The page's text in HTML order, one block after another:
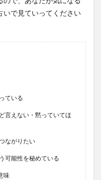
いで見ていってください
ている
言えない・黙っていてほ
ながりたい
可能性を秘めている
味